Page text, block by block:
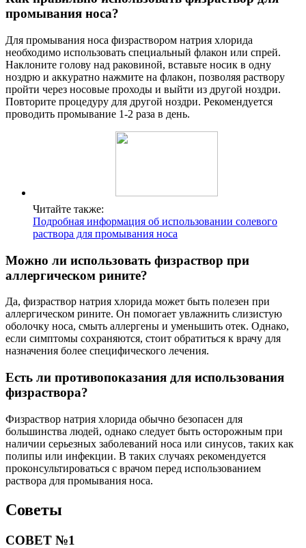
промывания носа?
Для промывания носа физраствором натрия хлорида
необходимо использовать специальный флакон или спрей.
Наклоните голову над раковиной, вставьте носик в одну
ноздрю и аккуратно нажмите на флакон, позволяя раствору
пройти через носовые проходы и выйти из другой ноздри.
Повторите процедуру для другой ноздри. Рекомендуется
проводить промывание 1-2 раза в день.
Читайте также:
Подробная информация об использовании солевого
раствора для промывания носа
Можно ли использовать физраствор при
аллергическом рините?
Да, физраствор натрия хлорида может быть полезен при
аллергическом рините. Он помогает увлажнить слизистую
оболочку носа, смыть аллергены и уменьшить отек. Однако,
если симптомы сохраняются, стоит обратиться к врачу для
назначения более специфического лечения.
Есть ли противопоказания для использования
физраствора?
Физраствор натрия хлорида обычно безопасен для
большинства людей, однако следует быть осторожным при
наличии серьезных заболеваний носа или синусов, таких как
полипы или инфекции. В таких случаях рекомендуется
проконсультироваться с врачом перед использованием
раствора для промывания носа.
Советы
СОВЕТ №1